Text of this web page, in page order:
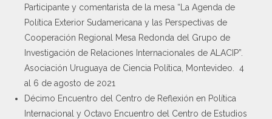
Participante y comentarista de la mesa “La Agenda de
Política Exterior Sudamericana y las Perspectivas de
Cooperación Regional Mesa Redonda del Grupo de
Investigación de Relaciones Internacionales de ALACIP”.
Asociación Uruguaya de Ciencia Política, Montevideo. 4
al 6 de agosto de 2021
Décimo Encuentro del Centro de Reflexión en Política
Internacional y Octavo Encuentro del Centro de Estudios